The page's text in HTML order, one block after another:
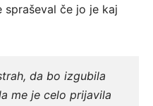
če jo je kaj
da bo izgubila
me je celo prijavila